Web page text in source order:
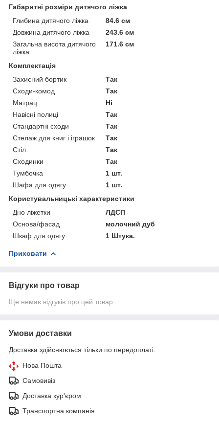
Габаритні розміри дитячого ліжка
Глибина дитячого ліжка
84.6 см
Довжина дитячого ліжка
243.6 см
Загальна висота дитячого
ліжка
171.6 см
Комплектація
Захисний бортик
Так
Сходи-комод
Так
Матрац
Ні
Навісні полиці
Так
Стандартні сходи
Так
Стелаж для книг і іграшок
Так
Стіл
Так
Сходинки
Так
Тумбочка
1 шт.
Шафа для одягу
1 шт.
Користувальницькі характеристики
Дно ліжетки
ЛДСП
Основа/фасад
молочний дуб
Шкаф для одягу
1 Штука.
Приховати
Відгуки про товар
Ще немає відгуків про цей товар
Умови доставки
Доставка здійснюється тільки по передоплаті.
Нова Пошта
Самовивіз
Доставка кур'єром
Транспортна компанія